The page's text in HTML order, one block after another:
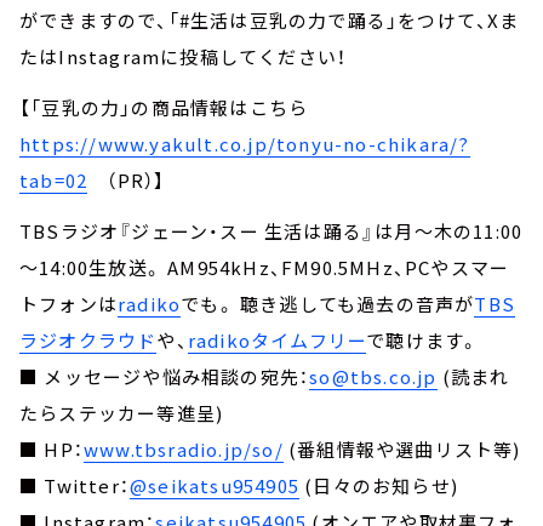
ができますので、「#生活は豆乳の力で踊る」をつけて、Xま
たはInstagramに投稿してください！
【「豆乳の力」の商品情報はこちら
https://www.yakult.co.jp/tonyu-no-chikara/?
tab=02 （PR）】
TBSラジオ『ジェーン・スー 生活は踊る』は月～木の11:00
～14:00生放送。 AM954kHz、FM90.5MHz、PCやスマー
トフォンはradikoでも。 聴き逃しても過去の音声がTBS
ラジオクラウドや、 radikoタイムフリーで聴けます。
■ メッセージや悩み相談の宛先：so@tbs.co.jp (読まれ
たらステッカー等進呈)
■ HP：www.tbsradio.jp/so/ (番組情報や選曲リスト等)
■ Twitter：@seikatsu954905 (日々のお知らせ)